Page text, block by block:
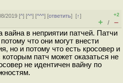
2019 [^] [^^] [^^^] [ответить][↑]
+2
+ / –
в неприятии патчей. Патчи
что они могут внести
но и потому что есть кросовер и
которым патч может оказаться не
не идентичен вайну по